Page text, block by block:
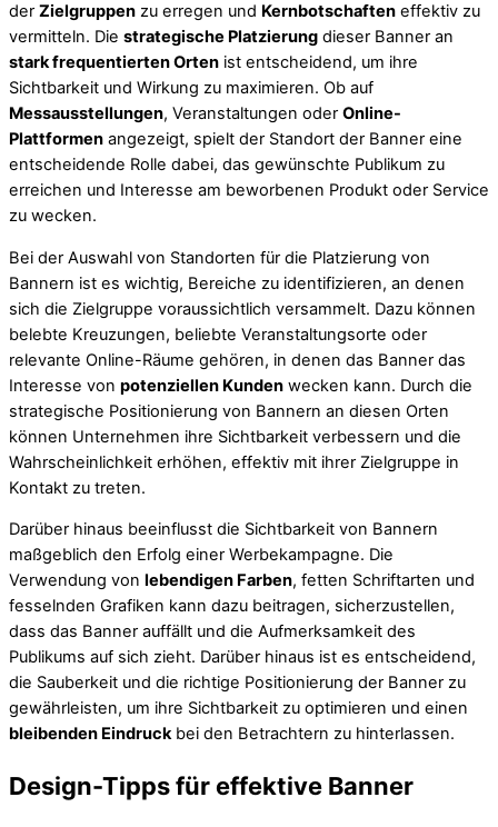
der Zielgruppen zu erregen und Kernbotschaften effektiv zu
vermitteln. Die strategische Platzierung dieser Banner an
stark frequentierten Orten ist entscheidend, um ihre
Sichtbarkeit und Wirkung zu maximieren. Ob auf
Messausstellungen, Veranstaltungen oder Online-
Plattformen angezeigt, spielt der Standort der Banner eine
entscheidende Rolle dabei, das gewünschte Publikum zu
erreichen und Interesse am beworbenen Produkt oder Service
zu wecken.
Bei der Auswahl von Standorten für die Platzierung von
Bannern ist es wichtig, Bereiche zu identifizieren, an denen
sich die Zielgruppe voraussichtlich versammelt. Dazu können
belebte Kreuzungen, beliebte Veranstaltungsorte oder
relevante Online-Räume gehören, in denen das Banner das
Interesse von potenziellen Kunden wecken kann. Durch die
strategische Positionierung von Bannern an diesen Orten
können Unternehmen ihre Sichtbarkeit verbessern und die
Wahrscheinlichkeit erhöhen, effektiv mit ihrer Zielgruppe in
Kontakt zu treten.
Darüber hinaus beeinflusst die Sichtbarkeit von Bannern
maßgeblich den Erfolg einer Werbekampagne. Die
Verwendung von lebendigen Farben, fetten Schriftarten und
fesselnden Grafiken kann dazu beitragen, sicherzustellen,
dass das Banner auffällt und die Aufmerksamkeit des
Publikums auf sich zieht. Darüber hinaus ist es entscheidend,
die Sauberkeit und die richtige Positionierung der Banner zu
gewährleisten, um ihre Sichtbarkeit zu optimieren und einen
bleibenden Eindruckbei den Betrachtern zu hinterlassen.
Design-Tipps für effektive Banner